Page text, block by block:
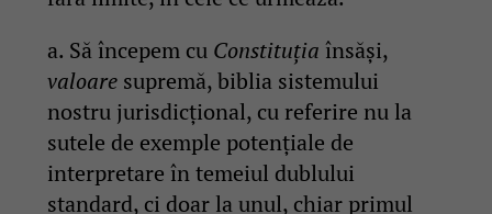
a. Să începem cu Constituția însăși,
valoare supremă, biblia sistemului
nostru jurisdicțional, cu referire nu la
sutele de exemple potențiale de
interpretare în temeiul dublului
standard, ci doar la unul, chiar primul